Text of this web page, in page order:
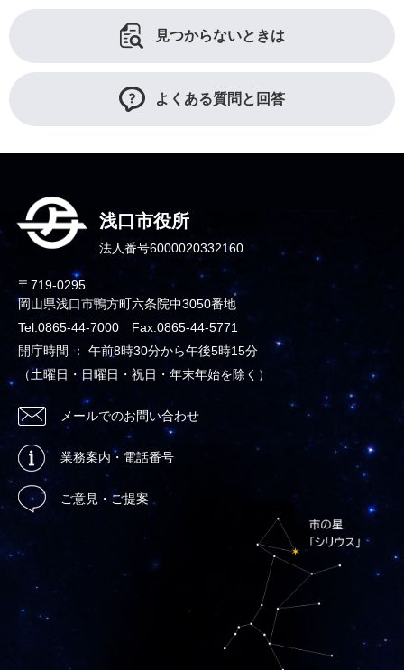
見つからないときは
よくある質問と回答
浅口市役所
法人番号6000020332160
〒719-0295
岡山県浅口市鴨方町六条院中3050番地
Tel.0865-44-7000 Fax.0865-44-5771
開庁時間 ： 午前8時30分から午後5時15分
（土曜日・日曜日・祝日・年末年始を除く）
メールでのお問い合わせ
業務案内・電話番号
ご意見・ご提案